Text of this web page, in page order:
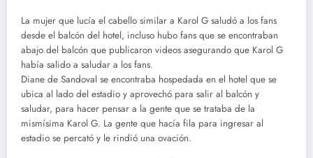
La mujer que lucía el cabello similar a Karol G saludó a los fans
desde el balcón del hotel, incluso hubo fans que se encontraban
abajo del balcón que publicaron videos asegurando que Karol G
había salido a saludar a los fans.
Diane de Sandoval se encontraba hospedada en el hotel que se
ubica al lado del estadio y aprovechó para salir al balcón y
saludar, para hacer pensar a la gente que se trataba de la
mismísima Karol G. La gente que hacía fila para ingresar al
estadio se percató y le rindió una ovación.